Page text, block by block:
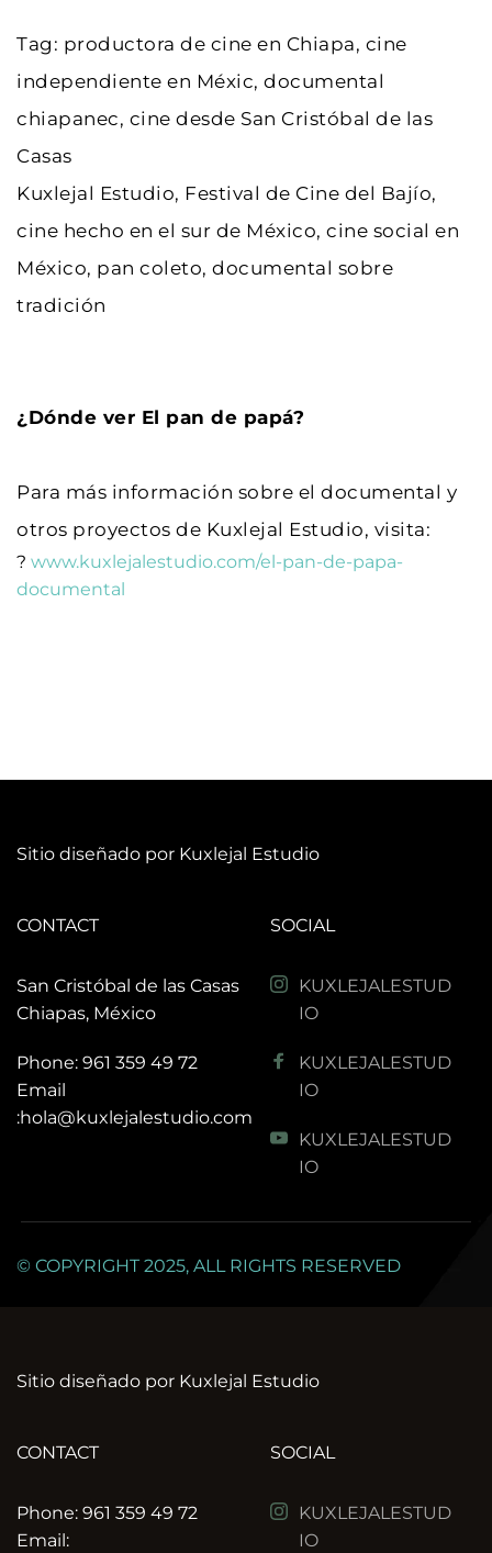
Tag: productora de cine en Chiapa, cine
independiente en Méxic, documental
chiapanec, cine desde San Cristóbal de las
Casas
Kuxlejal Estudio, Festival de Cine del Bajío,
cine hecho en el sur de México, cine social en
México, pan coleto, documental sobre
tradición
¿Dónde ver El pan de papá?
Para más información sobre el documental y
otros proyectos de Kuxlejal Estudio, visita:
? www.kuxlejalestudio.com/el-pan-de-papa-
documental
Sitio diseñado por Kuxlejal Estudio
CONTACT
San Cristóbal de las Casas
Chiapas, México
Phone: 961 359 49 72
Email
:hola@kuxlejalestudio.com
SOCIAL
KUXLEJALESTUD
IO
KUXLEJALESTUD
IO
KUXLEJALESTUD
IO
© COPYRIGHT 2025, ALL RIGHTS RESERVED
Sitio diseñado por Kuxlejal Estudio
CONTACT
Phone: 961 359 49 72
Email:
SOCIAL
KUXLEJALESTUD
IO